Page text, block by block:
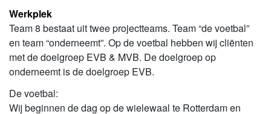
Werkplek
Team 8 bestaat uit twee projectteams. Team “de voetbal”
en team “onderneemt”. Op de voetbal hebben wij cliënten
met de doelgroep EVB & MVB. De doelgroep op
onderneemt is de doelgroep EVB.
De voetbal:
Wij beginnen de dag op de wielewaal te Rotterdam en